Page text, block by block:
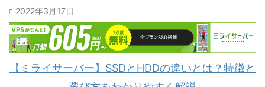
2022年3月17日
【ミライサーバー】SSDとHDDの違いとは？特徴と